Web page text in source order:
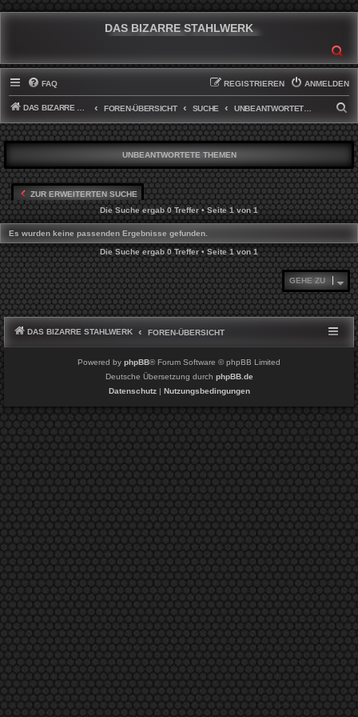
DAS BIZARRE STAHLWERK
FAQ ANMELDEN
REGISTRIEREN
DAS BIZARRE STAHLWERK FOREN-ÜBERSICHT SUCHE
U
C
H
E
UNBEANTWORTETE THEMEN
ZUR ERWEITERTEN SUCHE
Die Suche ergab 0 Treffer • Seite1von1
Es wurden keine passenden Ergebnisse gefunden.
Die Suche ergab 0 Treffer • Seite1von1
GEHE ZU
DAS BIZARRE STAHLWERK FOREN-ÜBERSICHT
Powered by phpBB® Forum Software © phpBB Limited
Deutsche Übersetzung durch phpBB.de
Datenschutz| Nutzungsbedingungen